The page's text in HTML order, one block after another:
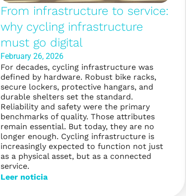
From infrastructure to service:
why cycling infrastructure
must go digital
February 26, 2026
For decades, cycling infrastructure was
defined by hardware. Robust bike racks,
secure lockers, protective hangars, and
durable shelters set the standard.
Reliability and safety were the primary
benchmarks of quality. Those attributes
remain essential. But today, they are no
longer enough. Cycling infrastructure is
increasingly expected to function not just
as a physical asset, but as a connected
service.
Leer noticia